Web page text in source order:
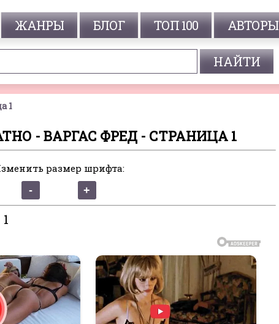
ЖАНРЫ БЛОГ ТОП 100 АВТОРЫ
1
- ВАРГАС ФРЕД - СТРАНИЦА 1
размер шрифта:
1